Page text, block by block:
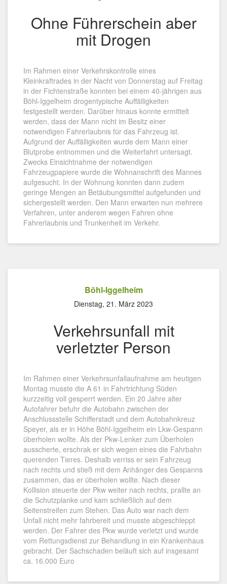
Ohne Führerschein aber
mit Drogen
Im Rahmen einer Verkehrskontrolle eines
Kleinkraftrades in der Nacht von Donnerstag auf Freitag
in der Fichtenstraße konnten bei einem 40-jährigen aus
Böhl-Iggelheim drogentypische Auffälligkeiten
festgestellt werden. Darüber hinaus konnte ermittelt
werden, dass der Mann nicht im Besitz einer
notwendigen Fahrerlaubnis für das Fahrzeug ist.
Aufgrund der Auffälligkeiten wurde dem Mann einer
Blutprobe entnommen und die Weiterfahrt untersagt.
Zwecks Einsichtnahme der notwendigen
Fahrzeugpapiere wurde die Wohnanschrift des Mannes
aufgesucht. In der Wohnung konnten dann zudem
geringe Mengen an Betäubungsmittel aufgefunden und
sichergestellt werden. Den Mann erwarten nun mehrere
Verfahren, unter anderem wegen Fahren ohne
Fahrerlaubnis und Trunkenheit im Verkehr.
Böhl-Iggelheim
Dienstag, 21. März 2023
Verkehrsunfall mit
verletzter Person
Im Rahmen einer Verkehrsunfallaufnahme am heutigen
Montag musste die A 61 in Fahrtrichtung Süden
kurzzeitig voll gesperrt werden. Ein 20 Jahre alter
Autofahrer befuhr die Autobahn zwischen der
Anschlussstelle Schifferstadt und dem Autobahnkreuz
Speyer, als er in Höhe Böhl-Iggelheim ein Lkw-Gespann
überholen wollte. Als der Pkw-Lenker zum Überholen
ausscherte, erschrak er sich wegen eines die Fahrbahn
querenden Tieres. Deshalb verriss er sein Fahrzeug
nach rechts und stieß mit dem Anhänger des Gespanns
zusammen, das er überholen wollte. Nach dieser
Kollision steuerte der Pkw weiter nach rechts, prallte an
die Schutzplanke und kam schließlich auf dem
Seitenstreifen zum Stehen. Das Auto war nach dem
Unfall nicht mehr fahrbereit und musste abgeschleppt
werden. Der Fahrer des Pkw wurde verletzt und wurde
vom Rettungsdienst zur Behandlung in ein Krankenhaus
gebracht. Der Sachschaden beläuft sich auf insgesamt
ca. 16.000 Euro